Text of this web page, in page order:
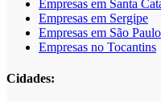
Empresas em Santa
Empresas em Sergipe
Empresas em São Paulo
Empresas no Tocantins
Cidades: